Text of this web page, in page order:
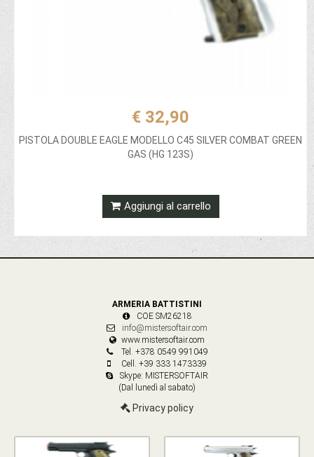
€ 32,90
PISTOLA DOUBLE EAGLE MODELLO C45 SILVER COMBAT GREEN
GAS (HG 123S)
Aggiungi al carrello
ARMERIA BATTISTINI
COE SM26218
info@mistersoftair.com
www.mistersoftair.com
Tel. +378 0549 991049
Cell. +39 333 1473339
Skype: MISTERSOFTAIR
(Dal lunedì al sabato)
Privacy policy